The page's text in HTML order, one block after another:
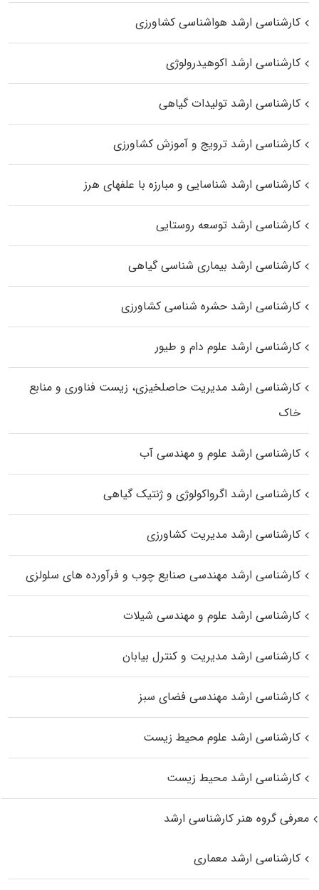
کارشناسی ارشد هواشناسی کشاورزی
کارشناسی ارشد اکوهیدرولوژی
کارشناسی ارشد تولیدات گیاهی
کارشناسی ارشد ترویج و آموزش کشاورزی
کارشناسی ارشد شناسایی و مبارزه با علفهای هرز
کارشناسی ارشد توسعه روستایی
کارشناسی ارشد بیماری‌ شناسی گیاهی
کارشناسی ارشد حشره‌ شناسی کشاورزی
کارشناسی ارشد علوم دام و طیور
کارشناسی ارشد مدیریت حاصلخیزی، زیست فناوری و منابع
خاک
کارشناسی ارشد علوم و مهندسی آب
کارشناسی ارشد اگرواکولوژی و ژنتیک گیاهی
کارشناسی ارشد مدیریت کشاورزی
کارشناسی ارشد مهندسی صنایع چوب و فرآورده‌ های سلولزی
کارشناسی ارشد علوم و مهندسی شیلات
کارشناسی ارشد مدیریت و کنترل بیابان
کارشناسی ارشد مهندسی فضای سبز
کارشناسی ارشد علوم محیط‌ زیست
کارشناسی ارشد محیط زیست
معرفی گروه هنر کارشناسی ارشد
کارشناسی ارشد معماری